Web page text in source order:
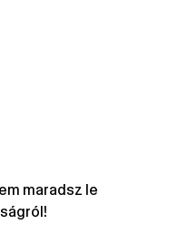
maradsz le